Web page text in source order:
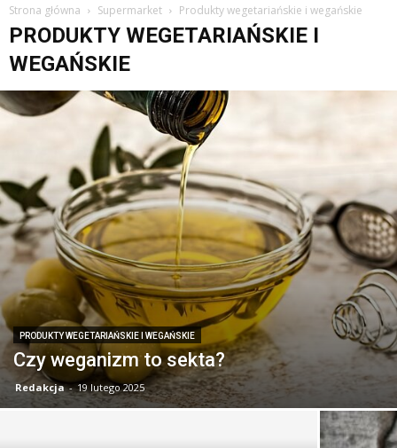
Strona główna Supermarket Produkty wegetariańskie i wegańskie
PRODUKTY WEGETARIAŃSKIE I
WEGAŃSKIE
PRODUKTY WEGETARIAŃSKIE I WEGAŃSKIE
Czy weganizm to sekta?
Redakcja - 19 lutego 2025